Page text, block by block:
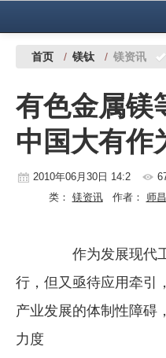
中国有色金属报社主办 广告服务
铜镍铅锌
铝
稀有稀土
镁钛
地矿 建设
党建工作
首页 / 镁钛 / 镁资讯
有色金属镁
中国大有作
2010年06月30日 14:2
类： 镁资讯作者： 师
作为发展现代工
行，但又亟待应用牵引
产业发展的体制性障碍
力度